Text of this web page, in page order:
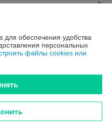
обеспечения удобства
персональных
файлы cookies или